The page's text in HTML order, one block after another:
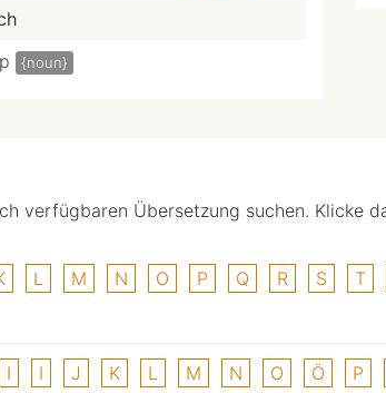
{noun}
verfügbaren Übersetzung suchen. Klicke
L M N O P Q R S T
I I J K L M N O Ö P